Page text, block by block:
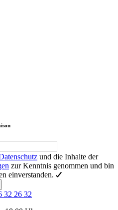
und die Inhalte der
zur Kenntnis genommen und bin
einverstanden.
32 26 32